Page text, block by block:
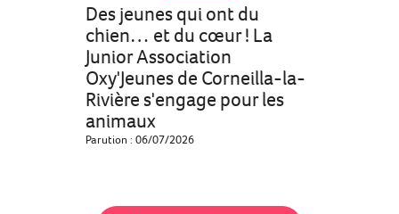
Des jeunes qui ont du
chien… et du cœur ! La
Junior Association
Oxy'Jeunes de Corneilla-la-
Rivière s'engage pour les
animaux
Parution : 06/07/2026